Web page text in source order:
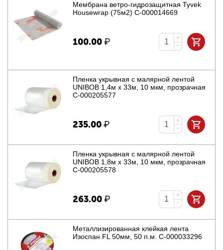
Мембрана ветро-гидрозащитная Tyvek
Housewrap (75м2) С-000014669
100.00₽
+
−
Пленка укрывная с малярной лентой
UNIBOB 1,4м х 33м, 10 мкм, прозрачная
С-000205577
235.00₽
+
−
Пленка укрывная с малярной лентой
UNIBOB 1,8м х 33м, 10 мкм, прозрачная
С-000205578
263.00₽
+
−
Металлизированная клейкая лента
Изоспан FL 50мм, 50 п.м. С-000033296